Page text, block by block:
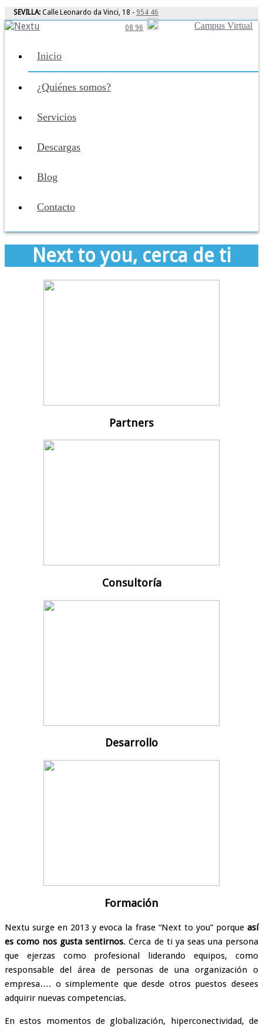
SEVILLA: Calle Leonardo da Vinci, 18 - 954 46
08 96
Campus Virtual
Inicio
¿Quiénes somos?
Servicios
Descargas
Blog
Contacto
Next to you, cerca de ti
Partners
Consultoría
Desarrollo
Formación
Nextu surge en 2013 y evoca la frase “Next to you” porque así
es como nos gusta sentirnos. Cerca de ti ya seas una persona
que ejerzas como profesional liderando equipos, como
responsable del área de personas de una organización o
empresa…. o simplemente que desde otros puestos desees
adquirir nuevas competencias.
En estos momentos de globalización, hiperconectividad, de